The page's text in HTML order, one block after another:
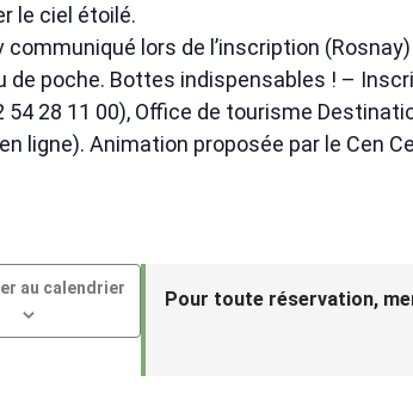
le ciel étoilé.
communiqué lors de l’inscription
de poche. Bottes indispensables ! –
54 28 11 00), Office de tourisme
ligne). Animation proposée par le Cen
au calendrier Pour toute réservation,